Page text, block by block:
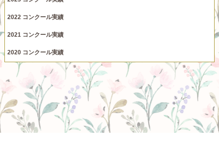
2022 コンクール実績
2021 コンクール実績
2020 コンクール実績